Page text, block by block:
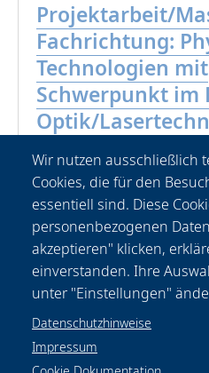
Projektarbeit/
Fachrichtung:
Technologien mit
Schwerpunkt im
Optik/
25.06.2026
›
mehr
Wir nutzen ausschließlich
Cookies, die für den
essentiell sind. Diese
personenbezogenen
akzeptieren" klicken,
einverstanden. Ihre
unter "Einstellungen"
Datenschutzhinweise
Impressum